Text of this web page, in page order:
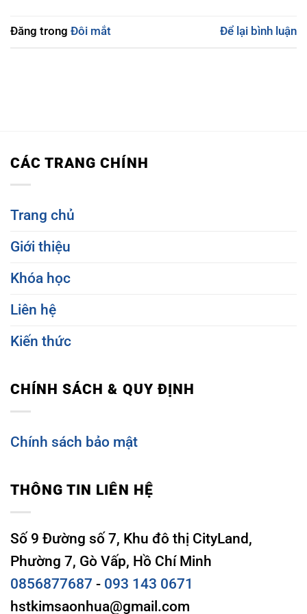
Đăng trong Đôi mắt Để lại bình luận
CÁC TRANG CHÍNH
Trang chủ
Giới thiệu
Khóa học
Liên hệ
Kiến thức
CHÍNH SÁCH & QUY ĐỊNH
Chính sách bảo mật
THÔNG TIN LIÊN HỆ
Số 9 Đường số 7, Khu đô thị CityLand,
Phường 7, Gò Vấp, Hồ Chí Minh
0856877687 - 093 143 0671
hstkimsaonhua@gmail.com